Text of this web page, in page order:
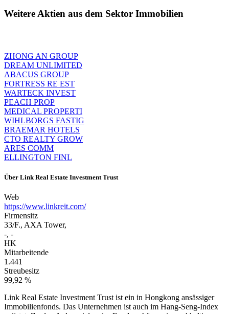
Weitere Aktien aus dem Sektor Immobilien
ZHONG AN GROUP
DREAM UNLIMITED
ABACUS GROUP
FORTRESS RE EST
WARTECK INVEST
PEACH PROP
MEDICAL PROPERTI
WIHLBORGS FASTIG
BRAEMAR HOTELS
CTO REALTY GROW
ARES COMM
ELLINGTON FINL
Über Link Real Estate Investment Trust
Web
https://www.linkreit.com/
Firmensitz
33/F., AXA Tower,
-, -
HK
Mitarbeitende
1.441
Streubesitz
99,92 %
Link Real Estate Investment Trust ist ein in Hongkong ansässiger
Immobilienfonds. Das Unternehmen ist auch im Hang-Seng-Index